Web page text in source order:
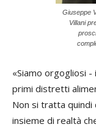
Giuseppe
Villani
«Siamo orgogliosi
primi distretti
Non si tratta quindi
insieme di realtà